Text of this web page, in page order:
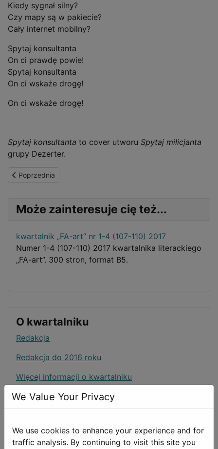
O kwartalniku
Redakcja
Redakcja do 2016 roku
Więcej informacji o kwartalniku
Informacje dla potencjalnych autorów
są dostępne nanaszych stronach
Kiedy sygnał silny?
Czy mapy są w pakiecie?
Cały internet mobilny?
Spytaj konsultanta
On ci prawdę powie!
Spytaj konsultanta
On ci wskaże drogę!
On ci wskaże drogę!
Spytaj konsultanta to cover utworu Spytaj milicjanta
grupy Dezerter.
Poprzednia strona: Co słychać u Domarusa
Poprzednia
Może zainteresuje cię też...
kwartalnik „FA-art” nr 1-4 (107-110) 2017
Numer 1-4 (107-110) 2017 kwartalnika literackiego
„FA-art”. 300 stron, format B5.
We Value Your Privacy
We use cookies to enhance your experience and for
traffic analysis. By continuing to visit this site you